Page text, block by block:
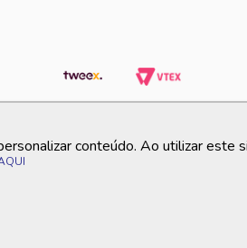
conteúdo. Ao utilizar este